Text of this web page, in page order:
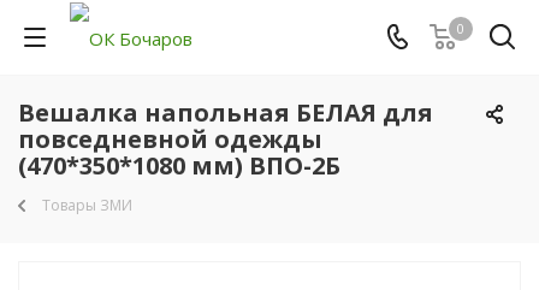
0
Вешалка напольная БЕЛАЯ для
повседневной одежды
(470*350*1080 мм) ВПО-2Б
Товары ЗМИ